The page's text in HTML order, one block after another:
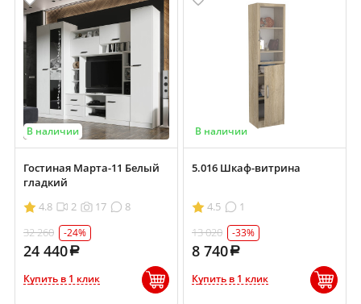
В наличии
Гостиная Марта-11 Белый
гладкий
4.8
2 17
8
32 260
-24%
24 440
Купить в 1 клик
В наличии
5.016 Шкаф-витрина
4.5
1
13 020
-33%
8 740
Купить в 1 клик